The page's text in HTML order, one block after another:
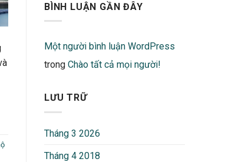
BÌNH LUẬN GẦN ĐÂY
Một người bình luận WordPress
trong Chào tất cả mọi người!
LƯU TRỮ
Tháng 3 2026
Tháng 4 2018